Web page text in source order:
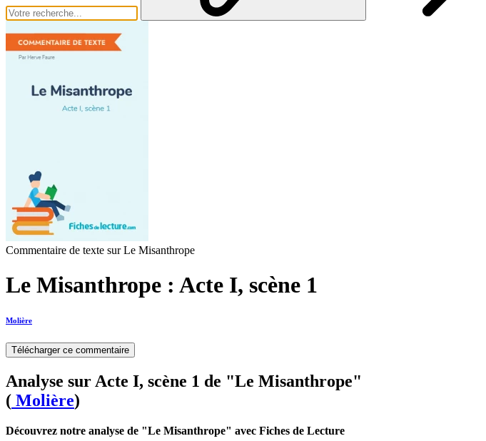
Commentaire de texte sur Le Misanthrope
Le Misanthrope : Acte I, scène 1
Molière
Télécharger ce commentaire
Analyse sur Acte I, scène 1 de "Le Misanthrope"
( Molière)
Découvrez notre analyse de "Le Misanthrope" avec Fiches de Lecture